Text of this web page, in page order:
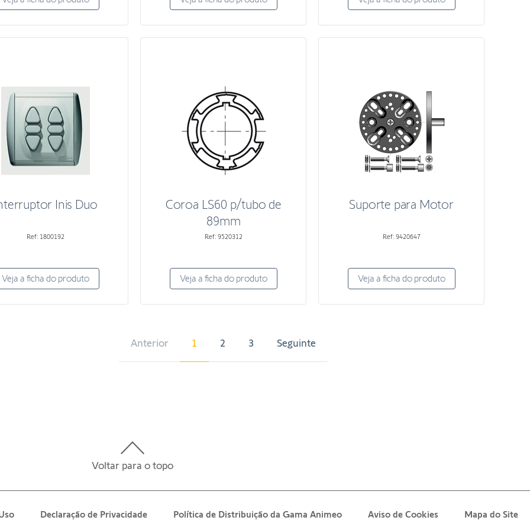
Inis Duo
Ref: 1800192
Veja a ficha do produto
Coroa LS60 p/tubo de
89mm
Ref: 9520312
Veja a ficha do produto
Suporte para Motor
Ref: 9420647
Veja a ficha do produto
Anterior 1 2 3 Seguinte
Voltar para o topo
Declaração de Privacidade Política de Distribuição da Gama Animeo Aviso de Cookies Mapa do Site